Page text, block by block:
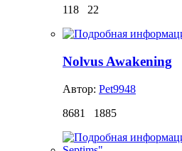
118
22
Nolvus Awakening
Автор: Pet9948
8681
1885